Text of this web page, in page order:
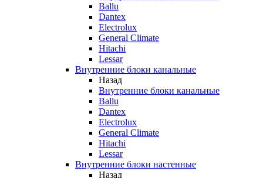
Ballu
Dantex
Electrolux
General Climate
Hitachi
Lessar
Внутренние блоки канальные
Назад
Внутренние блоки канальные
Ballu
Dantex
Electrolux
General Climate
Hitachi
Lessar
Внутренние блоки настенные
Назад